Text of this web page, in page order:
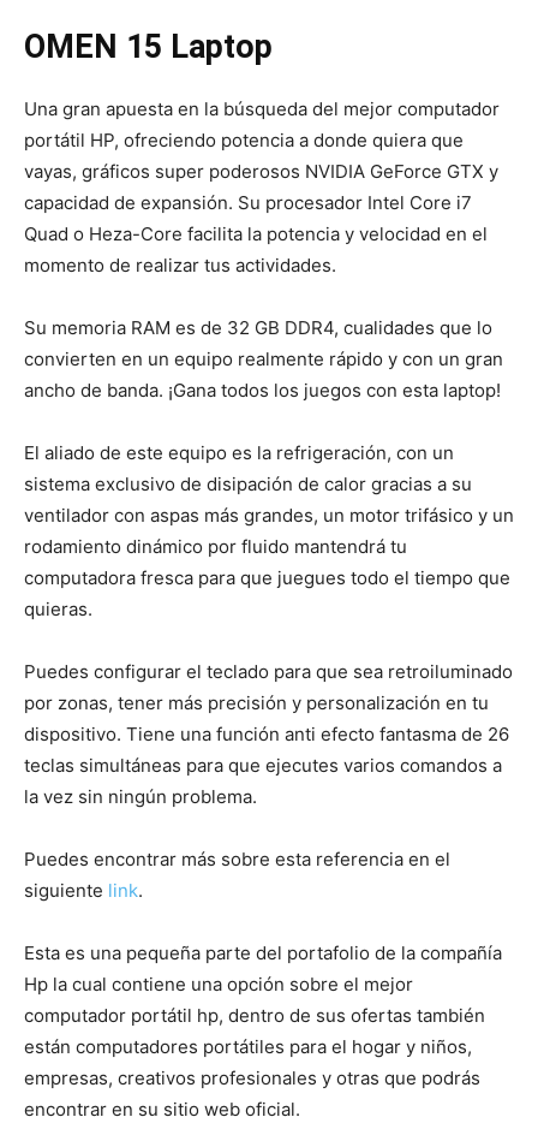
OMEN 15 Laptop
Una gran apuesta en la búsqueda del mejor computador
portátil HP, ofreciendo potencia a donde quiera que
vayas, gráficos super poderosos NVIDIA GeForce GTX y
capacidad de expansión. Su procesador Intel Core i7
Quad o Heza-Core facilita la potencia y velocidad en el
momento de realizar tus actividades.
Su memoria RAM es de 32 GB DDR4, cualidades que lo
convierten en un equipo realmente rápido y con un gran
ancho de banda. ¡Gana todos los juegos con esta laptop!
El aliado de este equipo es la refrigeración, con un
sistema exclusivo de disipación de calor gracias a su
ventilador con aspas más grandes, un motor trifásico y un
rodamiento dinámico por fluido mantendrá tu
computadora fresca para que juegues todo el tiempo que
quieras.
Puedes configurar el teclado para que sea retroiluminado
por zonas, tener más precisión y personalización en tu
dispositivo. Tiene una función anti efecto fantasma de 26
teclas simultáneas para que ejecutes varios comandos a
la vez sin ningún problema.
Puedes encontrar más sobre esta referencia en el
siguiente link.
Esta es una pequeña parte del portafolio de la compañía
Hp la cual contiene una opción sobre el mejor
computador portátil hp, dentro de sus ofertas también
están computadores portátiles para el hogar y niños,
empresas, creativos profesionales y otras que podrás
encontrar en su sitio web oficial.